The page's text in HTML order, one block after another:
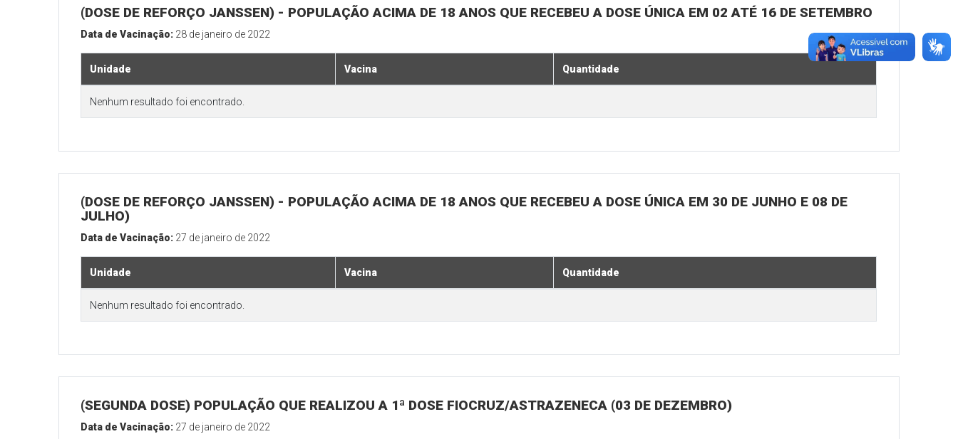
(DOSE DE REFORÇO JANSSEN) - POPULAÇÃO ACIMA DE 18 ANOS QUE RECEBEU A DOSE ÚNICA EM 02 ATÉ 16 DE SETEMBRO
Data de Vacinação: 28 de janeiro de 2022
Unidade Vacina Quantidade
Nenhum resultado foi encontrado.
(DOSE DE REFORÇO JANSSEN) - POPULAÇÃO ACIMA DE 18 ANOS QUE RECEBEU A DOSE ÚNICA EM 30 DE JUNHO E 08 DE
JULHO)
Data de Vacinação: 27 de janeiro de 2022
Unidade Vacina Quantidade
Nenhum resultado foi encontrado.
(SEGUNDA DOSE) POPULAÇÃO QUE REALIZOU A 1ª DOSE FIOCRUZ/ASTRAZENECA (03 DE DEZEMBRO)
Data de Vacinação: 27 de janeiro de 2022